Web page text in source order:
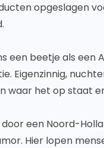
opgeslagen
een beetje als een
Eigenzinnig,
waar het op staat
een Noord-
Hier lopen